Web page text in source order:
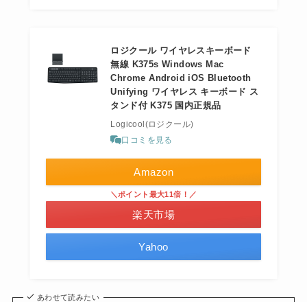
ロジクール ワイヤレスキーボード
無線 K375s Windows Mac
Chrome Android iOS Bluetooth
Unifying ワイヤレス キーボード ス
タンド付 K375 国内正規品
Logicool(ロジクール)
口コミを見る
Amazon
＼ポイント最大11倍！／
楽天市場
Yahoo
あわせて読みたい